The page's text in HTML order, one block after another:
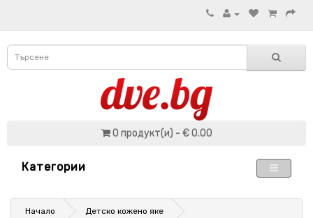
0 продукт(и) - € 0.00
Категории
Начало Детско кожено яке